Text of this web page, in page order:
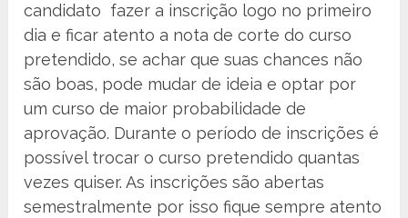
candidato fazer a inscrição logo no primeiro
dia e ficar atento a nota de corte do curso
pretendido, se achar que suas chances não
são boas, pode mudar de ideia e optar por
um curso de maior probabilidade de
aprovação. Durante o período de inscrições é
possível trocar o curso pretendido quantas
vezes quiser. As inscrições são abertas
semestralmente por isso fique sempre atento